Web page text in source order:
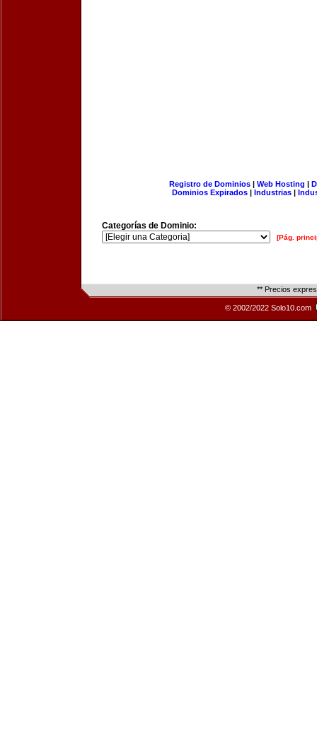
Registro de Dominios| Web Hosting |
Dominios Expirados | Industrias |
Categorías de Dominio:
[Pág.
** Precios
© 2002/2022 Solo10.com